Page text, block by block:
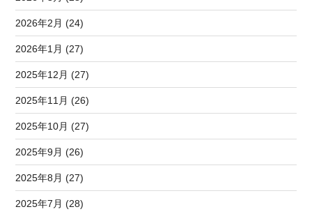
2026年2月 (24)
2026年1月 (27)
2025年12月 (27)
2025年11月 (26)
2025年10月 (27)
2025年9月 (26)
2025年8月 (27)
2025年7月 (28)